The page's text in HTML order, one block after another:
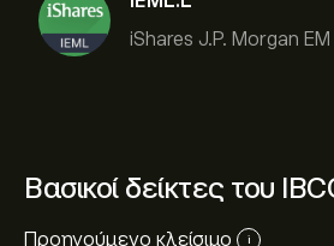
Βασικοί δείκτες του
Προηγούμενο κλείσιμο i